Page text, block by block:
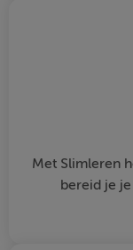
Met Slimleren
bereid je